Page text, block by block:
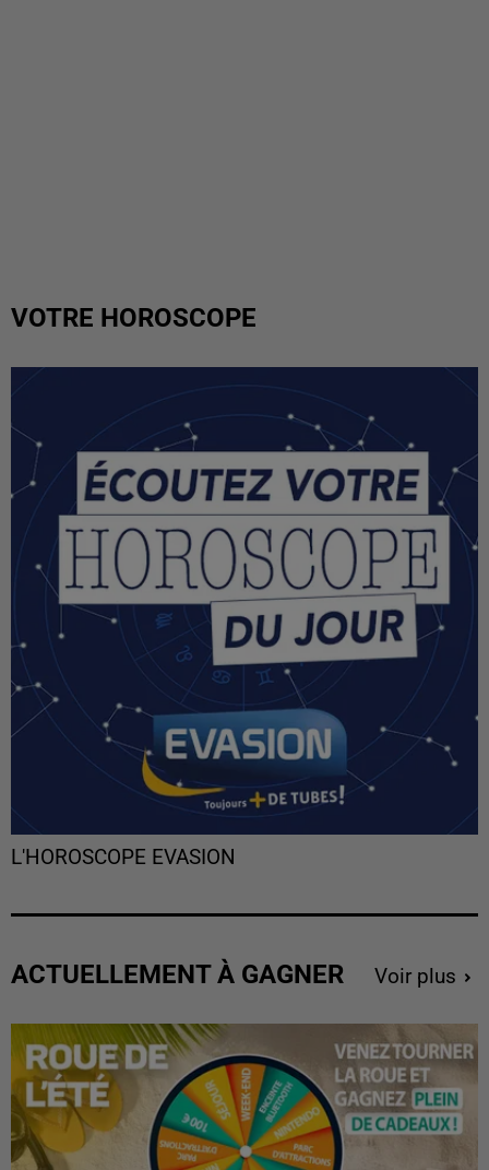
VOTRE HOROSCOPE
L'HOROSCOPE EVASION
ACTUELLEMENT À GAGNER Voir plus